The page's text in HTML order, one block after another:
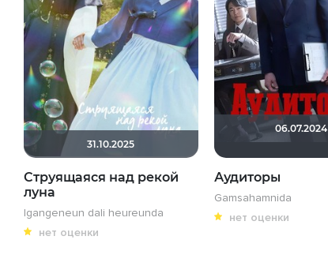
31.10.2025
Струящаяся над рекой
луна
Igangeneun dali heureunda
нет оценки
06.07.2024
Аудиторы
Gamsahamnida
нет оценки